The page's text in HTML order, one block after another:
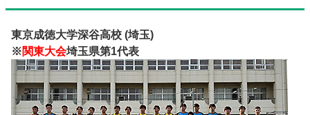
東京成徳大学深谷高校 (埼玉)
※関東大会埼玉県第1代表